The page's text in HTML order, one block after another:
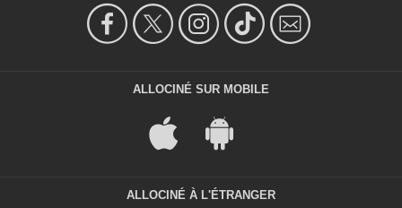
ALLOCINÉ SUR MOBILE
ALLOCINÉ À L'ÉTRANGER